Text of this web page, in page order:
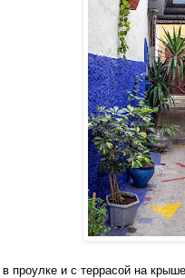
в проулке и с террасой на